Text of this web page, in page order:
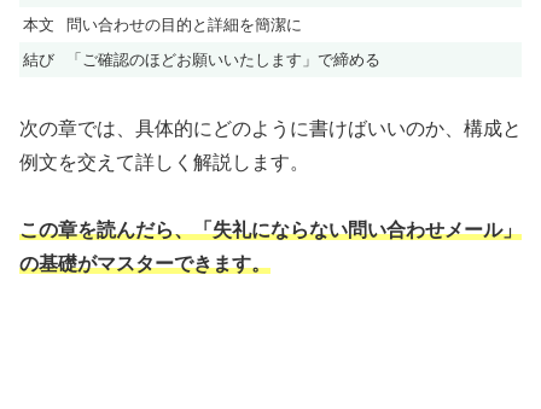
本文
問い合わせの目的と詳細を簡潔に
結び
「ご確認のほどお願いいたします」で締める
次の章では、具体的にどのように書けばいいのか、構成と
例文を交えて詳しく解説します。
この章を読んだら、「失礼にならない問い合わせメール」
の基礎がマスターできます。